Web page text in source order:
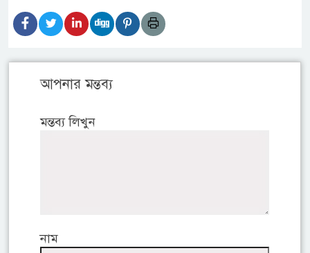
আপনার মন্তব্য
মন্তব্য লিখুন
নাম